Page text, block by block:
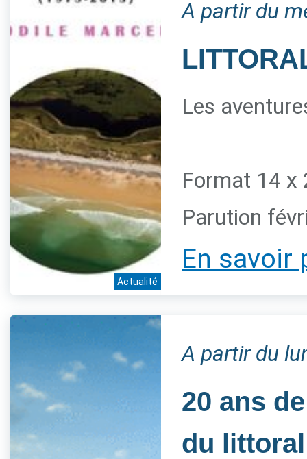
Actualité
A partir du
Les
Format 14 x
Parution
En savoir
A partir du
20 ans
du littoral